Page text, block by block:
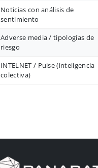
Noticias con análisis de
sentimiento
Adverse media / tipologías de
riesgo
INTELNET / Pulse (inteligencia
colectiva)